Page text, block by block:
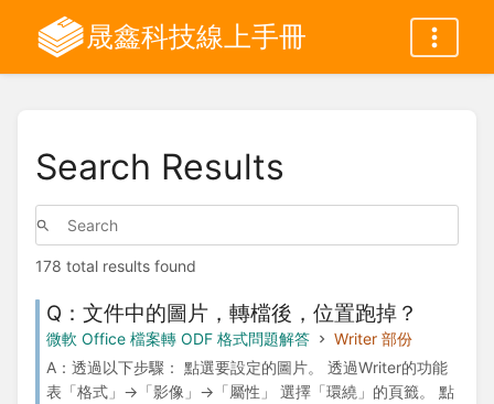
晟鑫科技線上手冊
Search Results
178 total results found
Q：文件中的圖片，轉檔後，位置跑掉？
微軟 Office 檔案轉 ODF 格式問題解答
Writer 部份
A：透過以下步驟： 點選要設定的圖片。 透過Writer的功能
表「格式」→「影像」→「屬性」 選擇「環繞」的頁籤。 點